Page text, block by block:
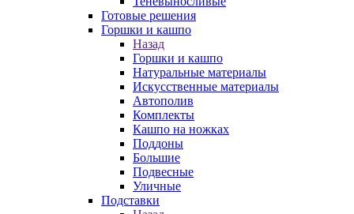
Готовые решения
Горшки и кашпо
Назад
Горшки и кашпо
Натуральные материалы
Искусственные материалы
Автополив
Комплекты
Кашпо на ножках
Поддоны
Большие
Подвесные
Уличные
Подставки